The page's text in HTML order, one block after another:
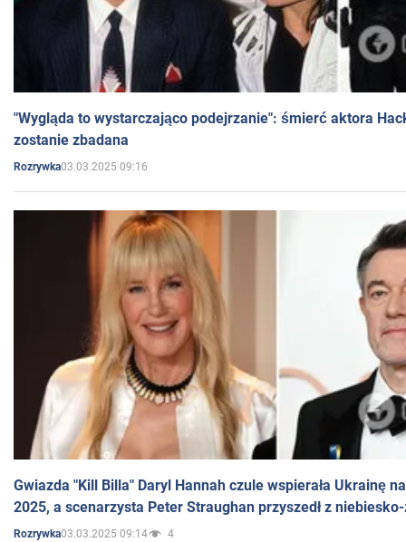
"Wygląda to wystarczająco podejrzanie": śmierć aktora
zostanie zbadana
Rozrywka03.03.2025 09:16
Gwiazda "Kill Billa" Daryl Hannah czule wspierała Ukrainę
2025, a scenarzysta Peter Straughan przyszedł z
Rozrywka03.03.2025 09:14 4